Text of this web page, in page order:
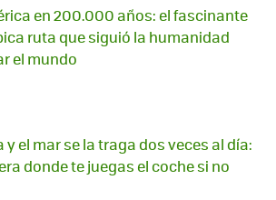
en 200.000 años: el fascinante
ruta que siguió la humanidad
el mundo
y el mar se la traga dos veces al día:
donde te juegas el coche si no